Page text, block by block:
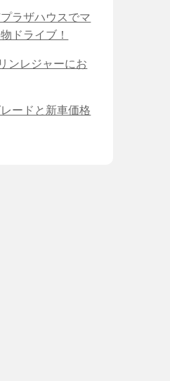
ラザハウスでマ
ドライブ！
ンレジャーにお
ードと新車価格